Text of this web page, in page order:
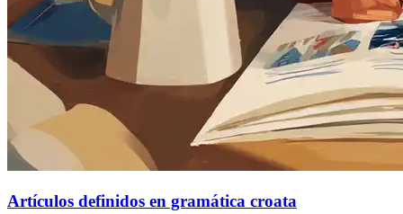
Artículos definidos en gramática croata